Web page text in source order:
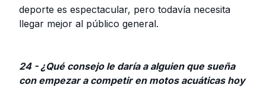
deporte es espectacular, pero todavía necesita
llegar mejor al público general.
24 - ¿Qué consejo le daría a alguien que sueña
con empezar a competir en motos acuáticas hoy